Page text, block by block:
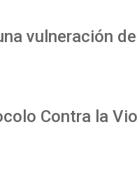
vulneración
Contra la